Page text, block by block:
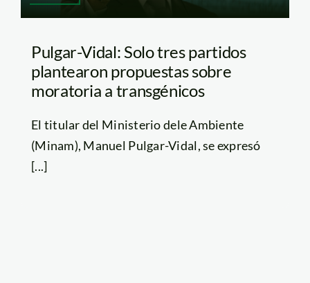
Pulgar-Vidal: Solo tres partidos
plantearon propuestas sobre
moratoria a transgénicos
El titular del Ministerio dele Ambiente
(Minam), Manuel Pulgar-Vidal, se expresó
[...]